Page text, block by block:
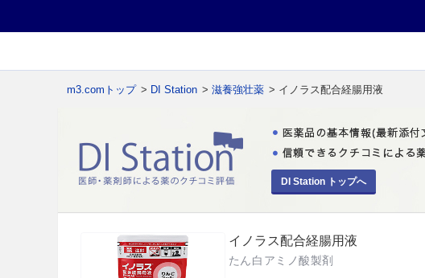
m3.comトップ > DI Station > 滋養強壮薬 > イノラス配合経腸用液
DI Station トップへ
イノラス配合経腸用液
たん白アミノ酸製剤